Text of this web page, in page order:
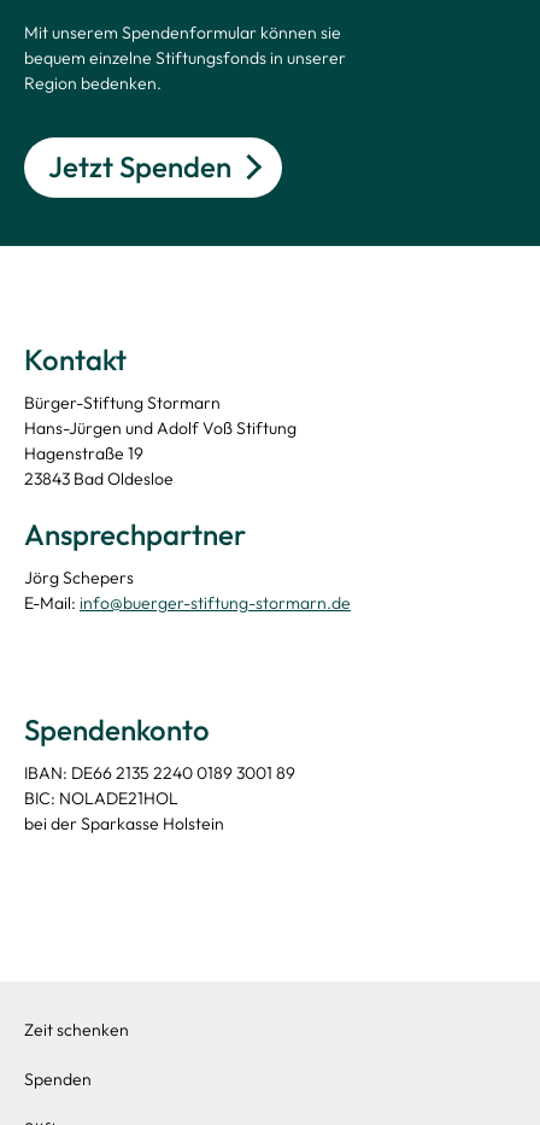
Mit unserem Spendenformular können sie
bequem einzelne Stiftungsfonds in unserer
Region bedenken.
Jetzt Spenden
Kontakt
Bürger-Stiftung Stormarn
Hans-Jürgen und Adolf Voß Stiftung
Hagenstraße 19
23843 Bad Oldesloe
Ansprechpartner
Jörg Schepers
E-Mail: info@buerger-stiftung-stormarn.de
Spendenkonto
IBAN: DE66 2135 2240 0189 3001 89
BIC: NOLADE21HOL
bei der Sparkasse Holstein
Zeit schenken
Spenden